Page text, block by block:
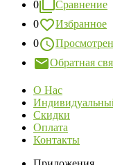
0
Сравнение
0
Избранное
0
Обратная
О Нас
Скидки
Оплата
Контакты